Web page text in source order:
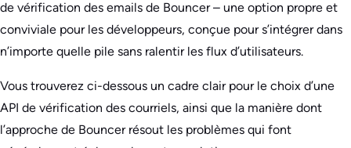
de vérification des emails de Bouncer – une option propre et
conviviale pour les développeurs, conçue pour s’intégrer dans
n’importe quelle pile sans ralentir les flux d’utilisateurs.
Vous trouverez ci-dessous un cadre clair pour le choix d’une
API de vérification des courriels, ainsi que la manière dont
l’approche de Bouncer résout les problèmes qui font